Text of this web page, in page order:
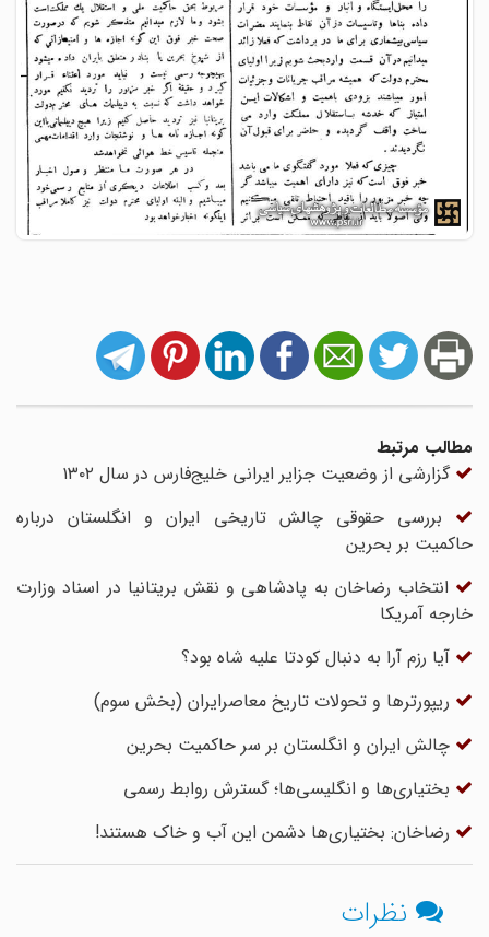
مطالب مرتبط
گزارشی از وضعیت جزایر ایرانی خلیج‌فارس در سال ۱۳۰۲
بررسی حقوقی چالش تاریخی ایران و انگلستان درباره
حاکمیت بر بحرین
انتخاب رضاخان به پادشاهی و نقش بریتانیا در اسناد وزارت
خارجه آمریکا
آیا رزم آرا به دنبال کودتا علیه شاه بود؟
ریپورترها و تحولات تاریخ معاصرایران (بخش سوم)
چالش ایران و انگلستان بر سر حاکمیت بحرین
بختیاری‌‏ها و انگلیسی‌‏ها؛ گسترش روابط رسمى
رضاخان: بختیاری‌ها دشمن این آب و خاک هستند!
نظرات